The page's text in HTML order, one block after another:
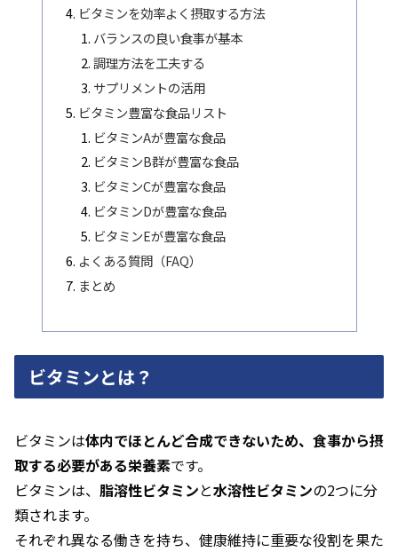
ビタミンを効率よく摂取する方法
バランスの良い食事が基本
調理方法を工夫する
サプリメントの活用
ビタミン豊富な食品リスト
ビタミンAが豊富な食品
ビタミンB群が豊富な食品
ビタミンCが豊富な食品
ビタミンDが豊富な食品
ビタミンEが豊富な食品
よくある質問（FAQ）
まとめ
ビタミンとは？
ビタミンは体内でほとんど合成できないため、食事から摂
取する必要がある栄養素です。
ビタミンは、 脂溶性ビタミンと水溶性ビタミンの2つに分
類されます。
それぞれ異なる働きを持ち、健康維持に重要な役割を果た